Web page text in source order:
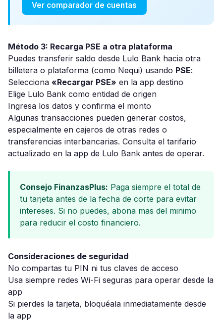
Ver comparador de cuentas
Método 3: Recarga PSE a otra plataforma
Puedes transferir saldo desde Lulo Bank hacia otra
billetera o plataforma (como Nequi) usando PSE:
Selecciona «Recargar PSE» en la app destino
Elige Lulo Bank como entidad de origen
Ingresa los datos y confirma el monto
Algunas transacciones pueden generar costos,
especialmente en cajeros de otras redes o
transferencias interbancarias. Consulta el tarifario
actualizado en la app de Lulo Bank antes de operar.
Consejo FinanzasPlus: Paga siempre el total de
tu tarjeta antes de la fecha de corte para evitar
intereses. Si no puedes, abona mas del minimo
para reducir el costo financiero.
Consideraciones de seguridad
No compartas tu PIN ni tus claves de acceso
Usa siempre redes Wi-Fi seguras para operar desde la
app
Si pierdes la tarjeta, bloquéala inmediatamente desde
la app